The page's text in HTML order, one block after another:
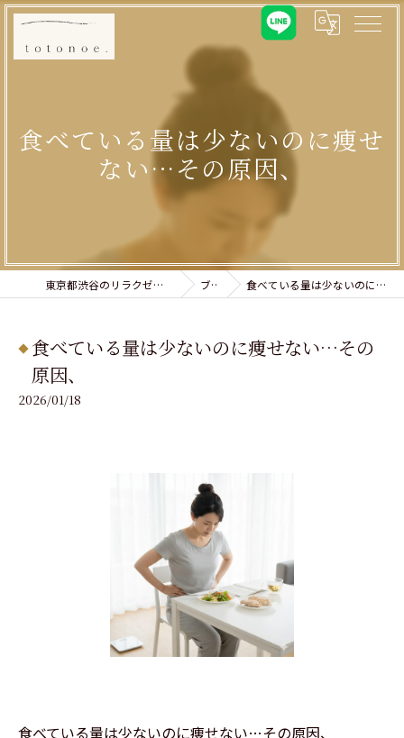
食べている量は少ないのに痩せ
ない…その原因、
東京都渋谷のリラクゼーションならtotonoe. ブログ 食べている量は少ないのに痩せない…その原因、
食べている量は少ないのに痩せない…その
原因、
2026/01/18
食べている量は少ないのに痩せない…その原因、